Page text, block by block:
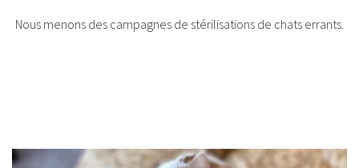
Nous menons des campagnes de stérilisations de chats errants.